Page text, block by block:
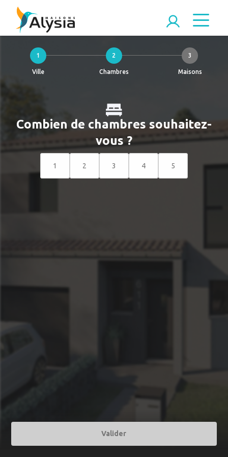
1
Ville
2
Chambres
3
Maisons
Combien de chambres souhaitez-
vous ?
1 2 3 4 5
Valider